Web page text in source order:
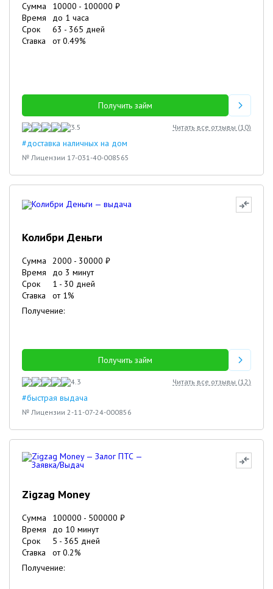
Сумма 10000 - 100000 ₽
Время
до 1 часа
Срок
63 - 365 дней
Ставка
от0.49%
Получить займ
3.5 Читать все отзывы (10)
#доставка наличных на дом
№ Лицензии 17-031-40-008565
Колибри Деньги
Сумма 2000 - 30000 ₽
Время
до 3 минут
Срок
1 - 30 дней
Ставка
от 1%
Получение:
Получить займ
4.3 Читать все отзывы (12)
#быстрая выдача
№ Лицензии 2-11-07-24-000856
Zigzag Money
Сумма 100000 - 500000 ₽
Время
до 10 минут
Срок
5 - 365 дней
Ставка
от0.2%
Получение: